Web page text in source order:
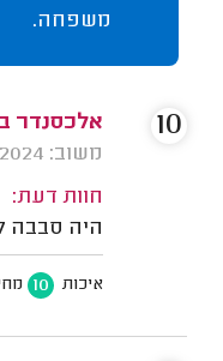
משפחה.
אלכסנדר
משוב: 18/12/2024
חוות דעת:
היה סבבה
איכות 10
10